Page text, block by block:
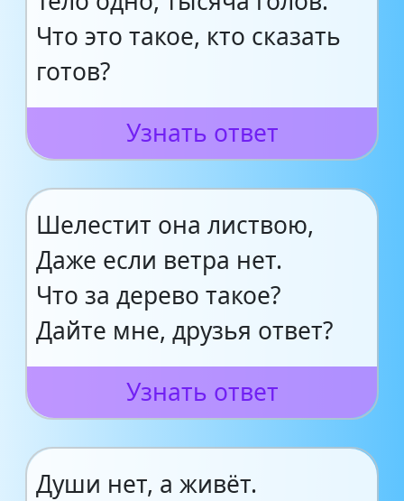
Что это такое, кто сказать
готов?
Узнать ответ
Шелестит она листвою,
Даже если ветра нет.
Что за дерево такое?
Дайте мне, друзья ответ?
Узнать ответ
Души нет, а живёт.